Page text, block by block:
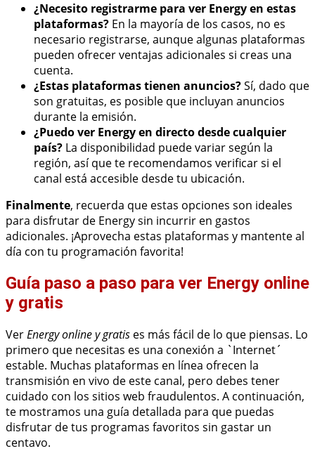
¿Necesito registrarme para ver Energy en estas
plataformas? En la mayoría de los casos, no es
necesario registrarse, aunque algunas plataformas
pueden ofrecer ventajas adicionales si creas una
cuenta.
¿Estas plataformas tienen anuncios?Sí, dado que
son gratuitas, es posible que incluyan anuncios
durante la emisión.
¿Puedo ver Energy en directo desde cualquier
país? La disponibilidad puede variar según la
región, así que te recomendamos verificar si el
canal está accesible desde tu ubicación.
Finalmente, recuerda que estas opciones son ideales
para disfrutar de Energy sin incurrir en gastos
adicionales. ¡Aprovecha estas plataformas y mantente al
día con tu programación favorita!
Guía paso a paso para ver Energy online
y gratis
VerEnergy online y gratis es más fácil de lo que piensas. Lo
primero que necesitas es una conexión a `Internet´
estable. Muchas plataformas en línea ofrecen la
transmisión en vivo de este canal, pero debes tener
cuidado con los sitios web fraudulentos. A continuación,
te mostramos una guía detallada para que puedas
disfrutar de tus programas favoritos sin gastar un
centavo.